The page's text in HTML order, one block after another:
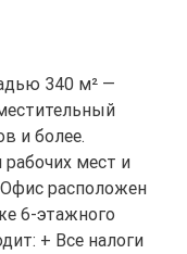
340 м² —
и более.
мест и
расположен
6-этажного
+ Все налоги